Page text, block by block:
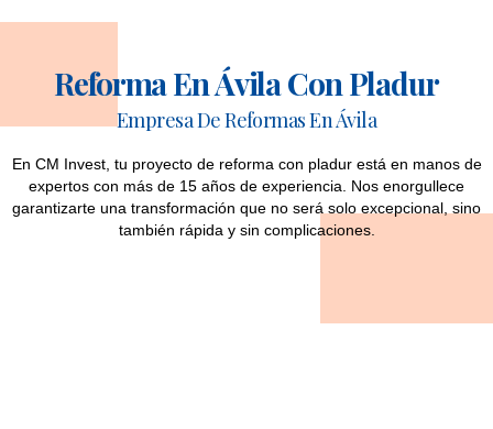
Reforma En Ávila Con Pladur
Empresa De Reformas En Ávila
En CM Invest, tu proyecto de reforma con pladur está en manos de
expertos con más de 15 años de experiencia. Nos enorgullece
garantizarte una transformación que no será solo excepcional, sino
también rápida y sin complicaciones.